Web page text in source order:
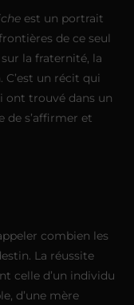
est un portrait
de ce seul
la fraternité, la
un récit qui
ont trouvé dans un
de s’affirmer et
combien les
La réussite
celle d’un individu
d’une mère